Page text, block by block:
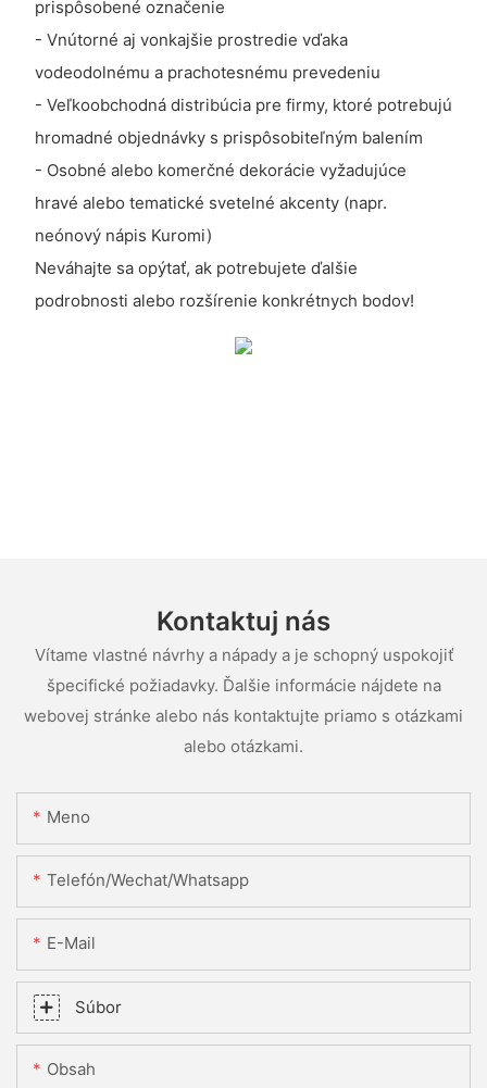
prispôsobené označenie
- Vnútorné aj vonkajšie prostredie vďaka
vodeodolnému a prachotesnému prevedeniu
- Veľkoobchodná distribúcia pre firmy, ktoré potrebujú
hromadné objednávky s prispôsobiteľným balením
- Osobné alebo komerčné dekorácie vyžadujúce
hravé alebo tematické svetelné akcenty (napr.
neónový nápis Kuromi)
Neváhajte sa opýtať, ak potrebujete ďalšie
podrobnosti alebo rozšírenie konkrétnych bodov!
Kontaktuj nás
Vítame vlastné návrhy a nápady a je schopný uspokojiť
špecifické požiadavky. Ďalšie informácie nájdete na
webovej stránke alebo nás kontaktujte priamo s otázkami
alebo otázkami.
Meno
Telefón/Wechat/Whatsapp
E-Mail
Súbor
Obsah